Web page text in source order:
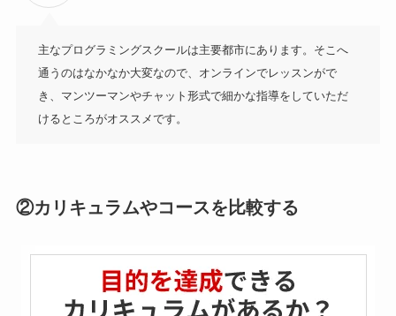
主なプログラミングスクールは主要都市にあります。そこへ
通うのはなかなか大変なので、オンラインでレッスンがで
き、マンツーマンやチャット形式で細かな指導をしていただ
けるところがオススメです。
②カリキュラムやコースを比較する